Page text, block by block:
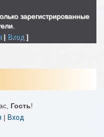
зарегистрированные
| Вход ]
, Гость!
| Вход